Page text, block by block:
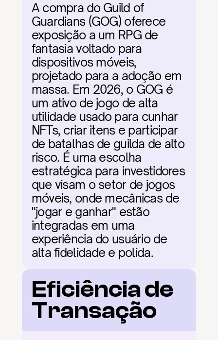
A compra do Guild of
Guardians (GOG) oferece
exposição a um RPG de
fantasia voltado para
dispositivos móveis,
projetado para a adoção em
massa. Em 2026, o GOG é
um ativo de jogo de alta
utilidade usado para cunhar
NFTs, criar itens e participar
de batalhas de guilda de alto
risco. É uma escolha
estratégica para investidores
que visam o setor de jogos
móveis, onde mecânicas de
"jogar e ganhar" estão
integradas em uma
experiência do usuário de
alta fidelidade e polida.
Eficiência de
Transação